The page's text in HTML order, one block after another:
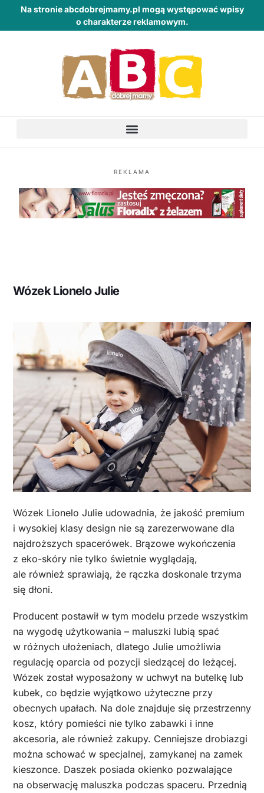
Na stronie abcdobrejmamy.pl mogą występować wpisy
o charakterze reklamowym.
REKLAMA
Wózek Lionelo Julie
Wózek Lionelo Julie udowadnia, że jakość premium
i wysokiej klasy design nie są zarezerwowane dla
najdroższych spacerówek. Brązowe wykończenia
z eko-skóry nie tylko świetnie wyglądają,
ale również sprawiają, że rączka doskonale trzyma
się dłoni.
Producent postawił w tym modelu przede wszystkim
na wygodę użytkowania – maluszki lubią spać
w różnych ułożeniach, dlatego Julie umożliwia
regulację oparcia od pozycji siedzącej do leżącej.
Wózek został wyposażony w uchwyt na butelkę lub
kubek, co będzie wyjątkowo użyteczne przy
obecnych upałach. Na dole znajduje się przestrzenny
kosz, który pomieści nie tylko zabawki i inne
akcesoria, ale również zakupy. Cenniejsze drobiazgi
można schować w specjalnej, zamykanej na zamek
kieszonce. Daszek posiada okienko pozwalające
na obserwację maluszka podczas spaceru. Przednią